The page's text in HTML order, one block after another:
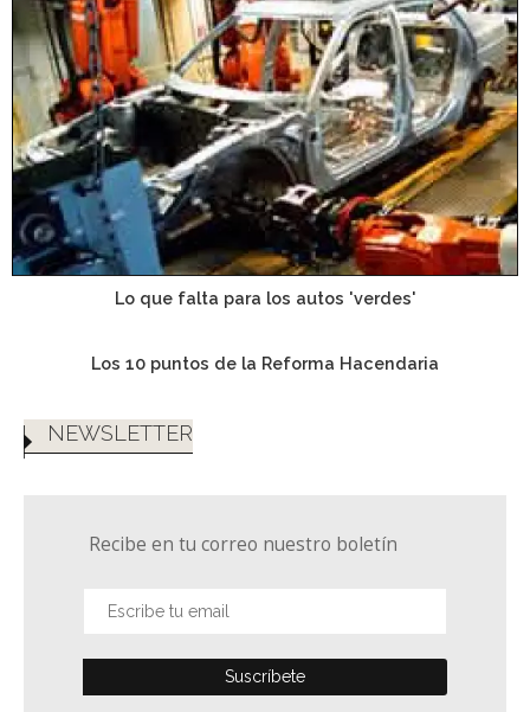
Lo que falta para los autos 'verdes'
Los 10 puntos de la Reforma Hacendaria
NEWSLETTER
Recibe en tu correo nuestro boletín